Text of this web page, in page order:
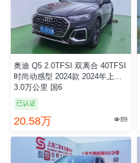
奥迪 Q5 2.0TFSI 双离合 40TFSI
时尚动感型 2024款 2024年上牌
3.0万公里 国6
已认证
20.58万 89